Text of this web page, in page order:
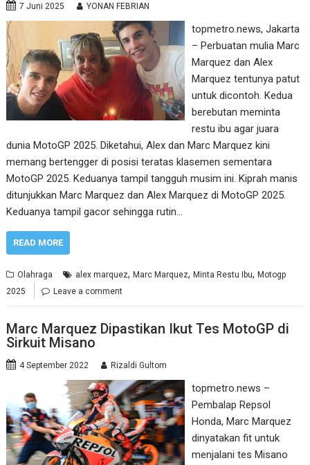
7 Juni 2025 YONAN FEBRIAN
topmetro.news, Jakarta
– Perbuatan mulia Marc
Marquez dan Alex
Marquez tentunya patut
untuk dicontoh. Kedua
berebutan meminta
restu ibu agar juara
dunia MotoGP 2025. Diketahui, Alex dan Marc Marquez kini
memang bertengger di posisi teratas klasemen sementara
MotoGP 2025. Keduanya tampil tangguh musim ini. Kiprah manis
ditunjukkan Marc Marquez dan Alex Marquez di MotoGP 2025.
Keduanya tampil gacor sehingga rutin…
READ MORE
Olahraga alex marquez,Marc Marquez,Minta Restu Ibu,Motogp
2025
Leave a comment
Marc Marquez Dipastikan Ikut Tes MotoGP di
Sirkuit Misano
4 September 2022 Rizaldi Gultom
topmetro.news –
Pembalap Repsol
Honda, Marc Marquez
dinyatakan fit untuk
menjalani tes Misano